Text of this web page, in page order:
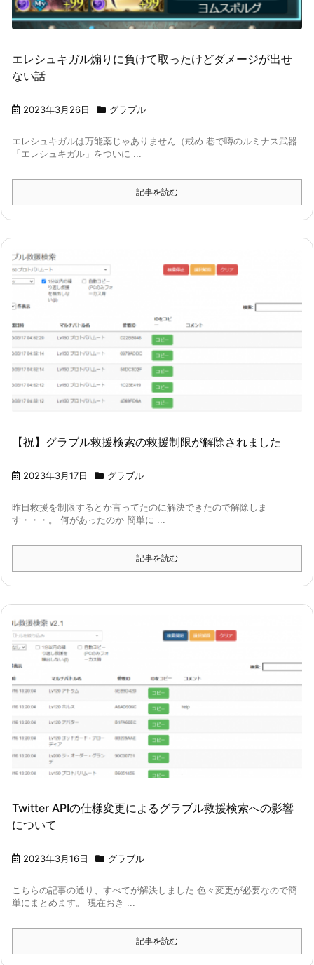
エレシュキガル煽りに負けて取ったけどダメージが出せ
ない話
2023年3月26日 グラブル
エレシュキガルは万能薬じゃありません（戒め 巷で噂のルミナス武器
「エレシュキガル」をついに ...
記事を読む
【祝】グラブル救援検索の救援制限が解除されました
2023年3月17日 グラブル
昨日救援を制限するとか言ってたのに解決できたので解除しま
す・・・。 何があったのか 簡単に ...
記事を読む
Twitter APIの仕様変更によるグラブル救援検索への影響
について
2023年3月16日 グラブル
こちらの記事の通り、すべてが解決しました 色々変更が必要なので簡
単にまとめます。 現在おき ...
記事を読む